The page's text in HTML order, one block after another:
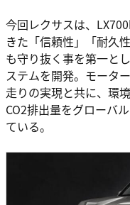
今回レクサスは、
きた「信頼性」「耐久
も守り抜く事を第一と
ステムを開発。モータ
走りの実現と共に、環
CO2排出量をグローバ
ている。